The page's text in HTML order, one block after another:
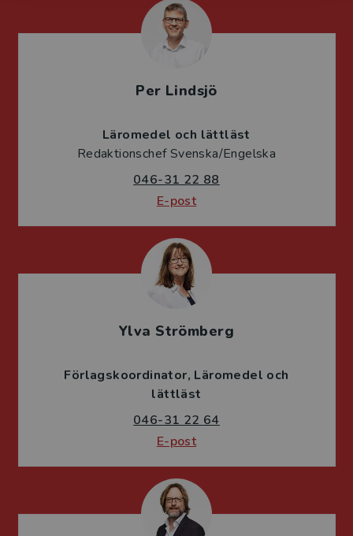
Per Lindsjö
Läromedel och lättläst
Redaktionschef Svenska/Engelska
046-31 22 88
E-post
Ylva Strömberg
Förlagskoordinator Läromedel och
lättläst
046-31 22 64
E-post